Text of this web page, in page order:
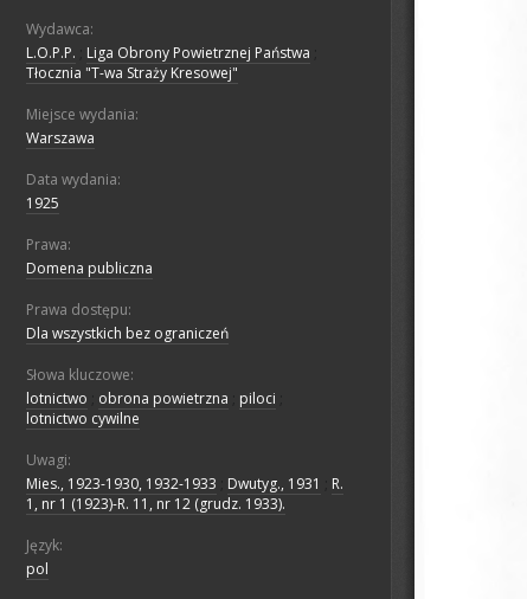
Wydawca:
L.O.P.P.
Liga Obrony Powietrznej Państwa
Tłocznia "T-wa Straży Kresowej"
Miejsce wydania:
Warszawa
Data wydania:
1925
Prawa:
Domena publiczna
Prawa dostępu:
Dla wszystkich bez ograniczeń
Słowa kluczowe:
lotnictwo
obrona powietrzna piloci
lotnictwo cywilne
Uwagi:
Mies., 1923-1930, 1932-1933
Dwutyg., 1931
R.
1, nr 1 (1923)-R. 11, nr 12 (grudz. 1933).
Język:
pol